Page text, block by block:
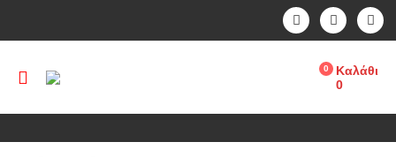
0
Καλάθι
0